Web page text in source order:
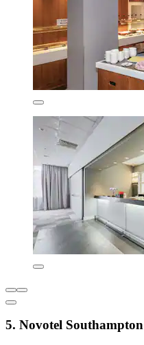
5. Novotel Southampton